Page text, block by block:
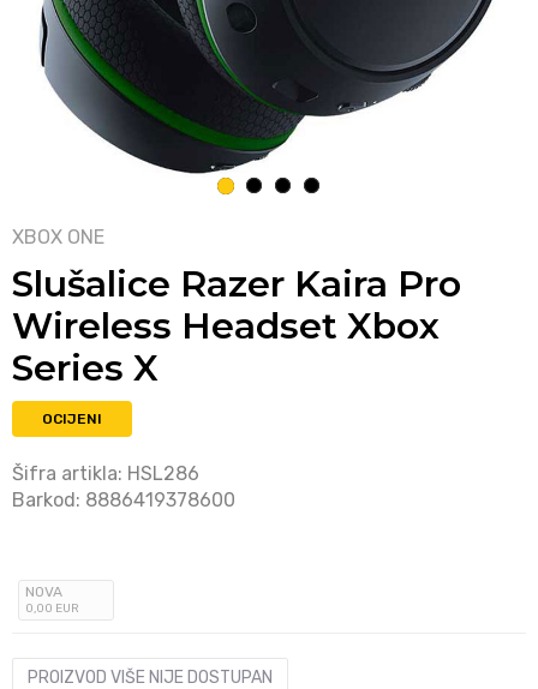
1 2 3 4
XBOX ONE
Slušalice Razer Kaira Pro
Wireless Headset Xbox
Series X
OCIJENI
Šifra artikla: HSL286
Barkod: 8886419378600
NOVA
0,00 EUR
PROIZVOD VIŠE NIJE DOSTUPAN